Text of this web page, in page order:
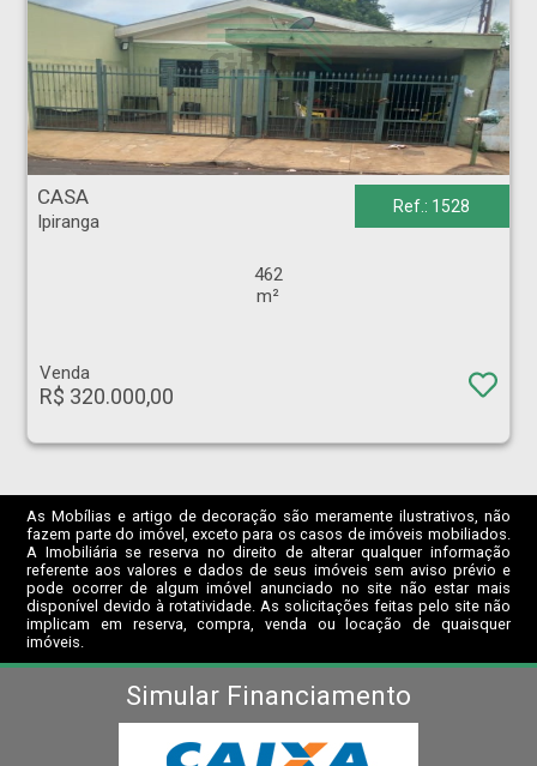
CASA - Ipiranga - Ribeirão Preto
CASA
Ipiranga
Ref.: 1528
462
m²
Venda
R$ 320.000,00
As Mobílias e artigo de decoração são meramente ilustrativos, não
fazem parte do imóvel, exceto para os casos de imóveis mobiliados.
A Imobiliária se reserva no direito de alterar qualquer informação
referente aos valores e dados de seus imóveis sem aviso prévio e
pode ocorrer de algum imóvel anunciado no site não estar mais
disponível devido à rotatividade. As solicitações feitas pelo site não
implicam em reserva, compra, venda ou locação de quaisquer
imóveis.
Simular Financiamento